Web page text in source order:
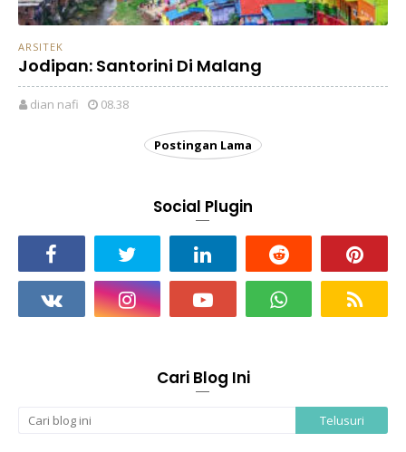
ARSITEK
Jodipan: Santorini Di Malang
dian nafi 08.38
Postingan Lama
Social Plugin
Cari Blog Ini